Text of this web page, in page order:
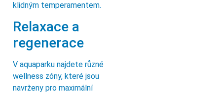
klidným temperamentem.
Relaxace a
regenerace
V aquaparku najdete různé
wellness zóny, které jsou
navrženy pro maximální